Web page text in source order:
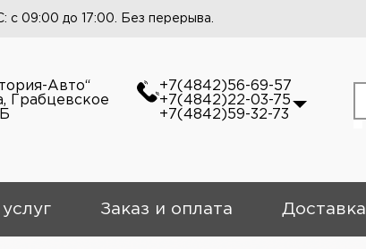
09:00 до 17:00. Без перерыва.
Авто“
Грабцевское
+7(4842)56-69-57
+7(4842)22-03-75
+7(4842)59-32-73
Заказ и оплата Доставка